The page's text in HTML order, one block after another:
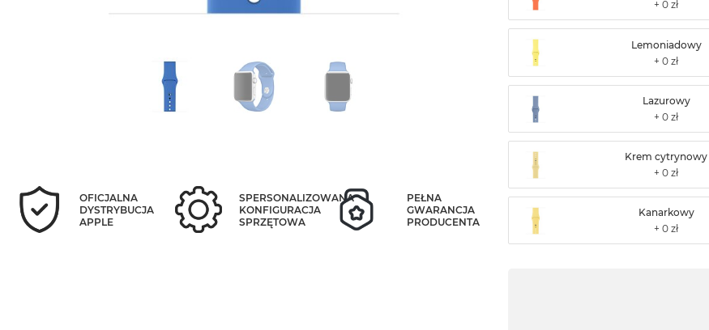
Lemoniadowy
Lazurowy
Krem cytrynowy
Kanarkowy
OFICJALNA
DYSTRYBUCJA
APPLE
SPERSONALIZOWANA
KONFIGURACJA
SPRZĘTOWA
PEŁNA
GWARANCJA
PRODUCENTA